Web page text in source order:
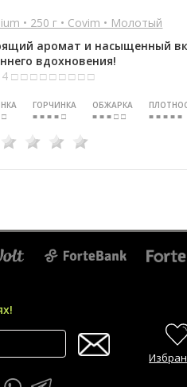
• 250 г • Covim • Молотый
аромат и насыщенный
вдохновения!
□ □ □ □ □ □ □ □ □
□
ГОРЧИНКА
■ ■ ■ ■ □
ОБЖАРКА
■ ■ ■ □ □
■ ■ ■ ■ ■